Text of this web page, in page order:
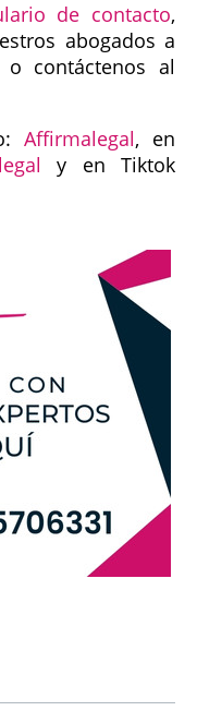
de contacto,
abogados a
o contáctenos al
Affirmalegal, en
y en Tiktok